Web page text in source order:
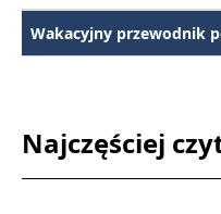
Wakacyjny przewodnik
Najczęściej